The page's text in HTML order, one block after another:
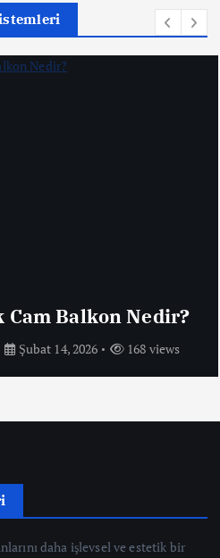
Balkon Nedir?
14, 2026 168 views
daha işlevsel ve estetik bir